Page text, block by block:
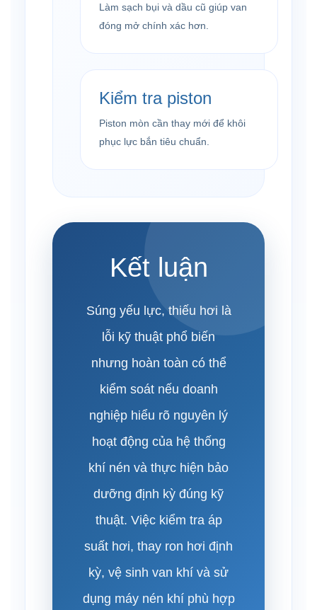
Làm sạch bụi và dầu cũ giúp van
đóng mở chính xác hơn.
Kiểm tra piston
Piston mòn cần thay mới để khôi
phục lực bắn tiêu chuẩn.
Kết luận
Súng yếu lực, thiếu hơi là
lỗi kỹ thuật phổ biến
nhưng hoàn toàn có thể
kiểm soát nếu doanh
nghiệp hiểu rõ nguyên lý
hoạt động của hệ thống
khí nén và thực hiện bảo
dưỡng định kỳ đúng kỹ
thuật. Việc kiểm tra áp
suất hơi, thay ron hơi định
kỳ, vệ sinh van khí và sử
dụng máy nén khí phù hợp